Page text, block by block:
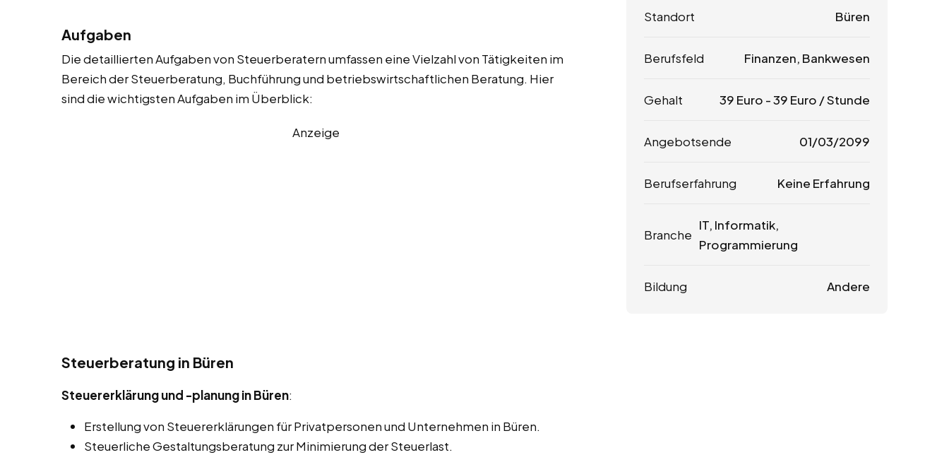
Aufgaben
Die detaillierten Aufgaben von Steuerberatern umfassen eine Vielzahl von Tätigkeiten im
Bereich der Steuerberatung, Buchführung und betriebswirtschaftlichen Beratung. Hier
sind die wichtigsten Aufgaben im Überblick:
Anzeige
Steuerberatung in Büren
Steuererklärung und -planung in Büren:
Erstellung von Steuererklärungen für Privatpersonen und Unternehmen in Büren.
Steuerliche Gestaltungsberatung zur Minimierung der Steuerlast.
Standort Büren
Berufsfeld Finanzen, Bankwesen
Gehalt 39 Euro -39 Euro / Stunde
Angebotsende 01/03/2099
Berufserfahrung Keine Erfahrung
Branche
IT, Informatik,
Programmierung
Bildung Andere